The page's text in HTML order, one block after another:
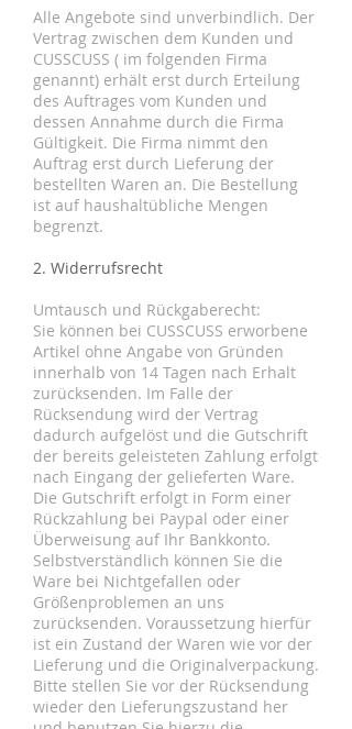
Alle Angebote sind unverbindlich. Der
Vertrag zwischen dem Kunden und
CUSSCUSS ( im folgenden Firma
genannt) erhält erst durch Erteilung
des Auftrages vom Kunden und
dessen Annahme durch die Firma
Gültigkeit. Die Firma nimmt den
Auftrag erst durch Lieferung der
bestellten Waren an. Die Bestellung
ist auf haushaltübliche Mengen
begrenzt.
2. Widerrufsrecht
Umtausch und Rückgaberecht:
Sie können bei CUSSCUSS erworbene
Artikel ohne Angabe von Gründen
innerhalb von 14 Tagen nach Erhalt
zurücksenden. Im Falle der
Rücksendung wird der Vertrag
dadurch aufgelöst und die Gutschrift
der bereits geleisteten Zahlung erfolgt
nach Eingang der gelieferten Ware.
Die Gutschrift erfolgt in Form einer
Rückzahlung bei Paypal oder einer
Überweisung auf Ihr Bankkonto.
Selbstverständlich können Sie die
Ware bei Nichtgefallen oder
Größenproblemen an uns
zurücksenden. Voraussetzung hierfür
ist ein Zustand der Waren wie vor der
Lieferung und die Originalverpackung.
Bitte stellen Sie vor der Rücksendung
wieder den Lieferungszustand her